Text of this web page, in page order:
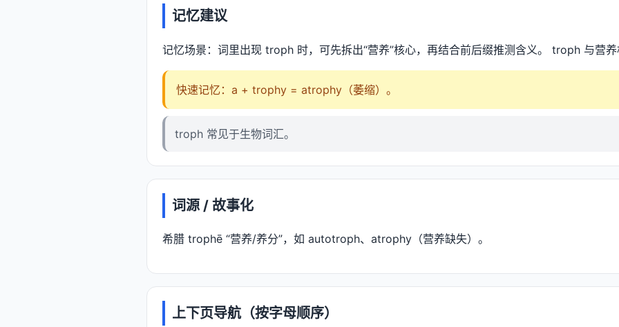
记忆建议
记忆场景：词里出现 troph 时，可先拆出“营养”核心，再结合前后缀推测含义。 troph 与营
快速记忆：a + trophy = atrophy（萎缩）。
troph 常见于生物词汇。
词源 / 故事化
希腊 trophē “营养/养分”，如 autotroph、atrophy（营养缺失）。
上下页导航（按字母顺序）